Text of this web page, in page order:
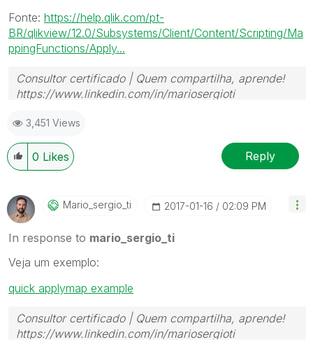
Fonte: https://help.qlik.com/pt-
BR/qlikview/12.0/Subsystems/Client/Content/Scripting/Ma
ppingFunctions/Apply...
Consultor certificado | Quem compartilha, aprende!
https://www.linkedin.com/in/mariosergioti
3,451 Views
0 Likes Reply
Mario_sergio_ti ‎2017-01-16 02:09 PM
In response to mario_sergio_ti
Veja um exemplo:
quick applymap example
Consultor certificado | Quem compartilha, aprende!
https://www.linkedin.com/in/mariosergioti